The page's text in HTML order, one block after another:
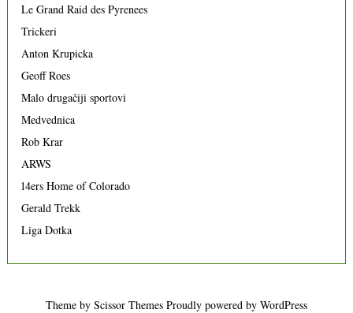
Le Grand Raid des Pyrenees
Trickeri
Anton Krupicka
Geoff Roes
Malo drugačiji sportovi
Medvednica
Rob Krar
ARWS
14ers Home of Colorado
Gerald Trekk
Liga Dotka
Theme by Scissor Themes Proudly powered by WordPress